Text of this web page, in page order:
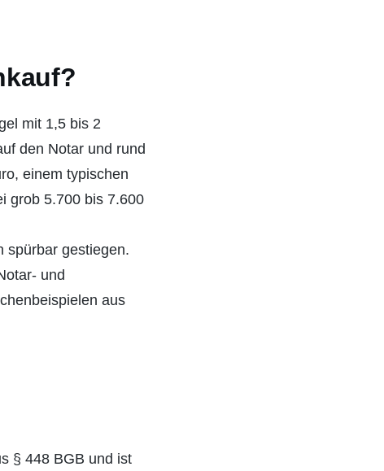
mit 1,5 bis 2
den Notar und rund
einem typischen
grob 5.700 bis 7.600
spürbar gestiegen.
und
aus
§ 448 BGB und ist